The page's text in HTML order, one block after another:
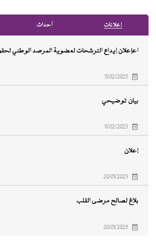
إﻋﻼﻧﺎت أﺣﺪاث
اعإعلان إيداع الترشحات لعضوية المرصد الوطني لحقوق
11/02/2025
بيان توضيحي
11/02/2025
إعلان
20/01/2025
بلاغ لصالح مرضى القلب
20/01/2025